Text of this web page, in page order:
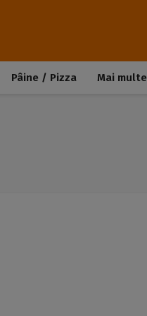
Pâine / Pizza Mai multe